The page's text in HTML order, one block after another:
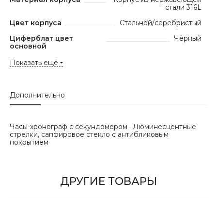
стали 316L
Цвет корпуса
Стальной/серебристый
Циферблат цвет
основной
Чёрный
Показать ещё
Дополнительно
Часы-хронограф с секундомером . Люминесцентные
стрелки, сапфировое стекло с антибликовым
покрытием
ДРУГИЕ ТОВАРЫ